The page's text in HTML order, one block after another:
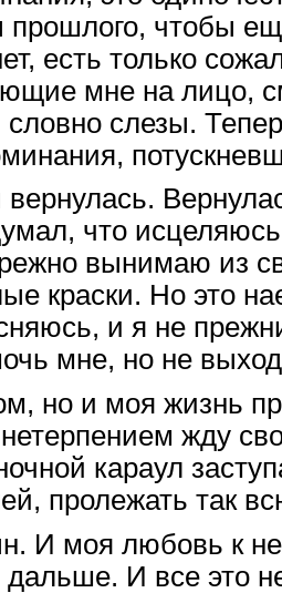
прошлого, чтобы
есть только
мне на лицо,
слезы.
вернулась.
что
вынимаю из
краски. Но это
и я не
мне, но не
но и моя жизнь
жду
караул
пролежать так
И моя любовь к
дальше. И все это